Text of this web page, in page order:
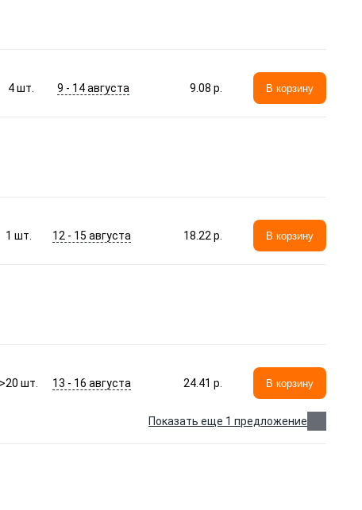
4шт. 9 - 14 августа 9.08 p. В корзину
1 шт. 12 - 15 августа 18.22 p. В корзину
>20 шт. 13 - 16 августа 24.41 p. В корзину
Показать еще 1 предложение